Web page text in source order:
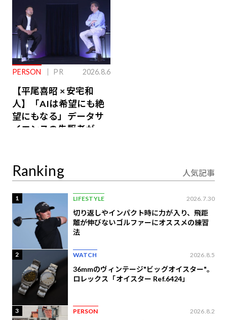
PERSON PR 2026.8.6
【平尾喜昭 × 安宅和
人】「AIは希望にも絶
望にもなる」データサ
イエンスの先駆者が語
Ranking 人気記事
1 LIFESTYLE 2026.7.30
切り返しやインパクト時に力が入り、飛距
離が伸びないゴルファーにオススメの練習
法
2 WATCH 2026.8.5
36mmのヴィンテージ"ビッグオイスター"。
ロレックス「オイスター Ref.6424」
3 PERSON 2026.8.2